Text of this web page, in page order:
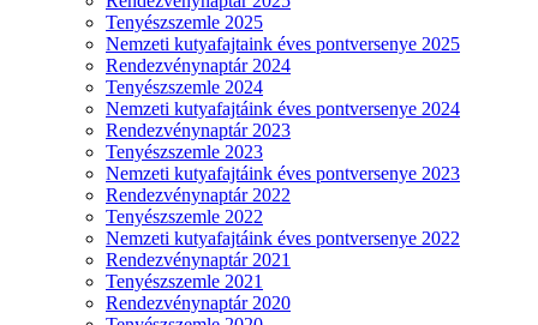
Tenyészszemle 2025
Nemzeti kutyafajtaink éves pontversenye 2025
Rendezvénynaptár 2024
Tenyészszemle 2024
Nemzeti kutyafajtáink éves pontversenye 2024
Rendezvénynaptár 2023
Tenyészszemle 2023
Nemzeti kutyafajtáink éves pontversenye 2023
Rendezvénynaptár 2022
Tenyészszemle 2022
Nemzeti kutyafajtáink éves pontversenye 2022
Rendezvénynaptár 2021
Tenyészszemle 2021
Rendezvénynaptár 2020